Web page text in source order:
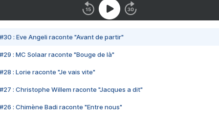
#30 : Eve Angeli raconte "Avant de partir"
#29 : MC Solaar raconte "Bouge de là"
#28 : Lorie raconte "Je vais vite"
#27 : Christophe Willem raconte "Jacques a dit"
#26 : Chimène Badi raconte "Entre nous"